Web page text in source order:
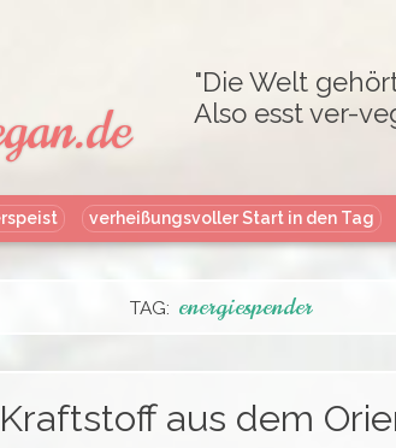
"Die Welt
Also esst ver-
verheißungsvoller Start in den Tag
TAG: energiespender
Kraftstoff aus dem